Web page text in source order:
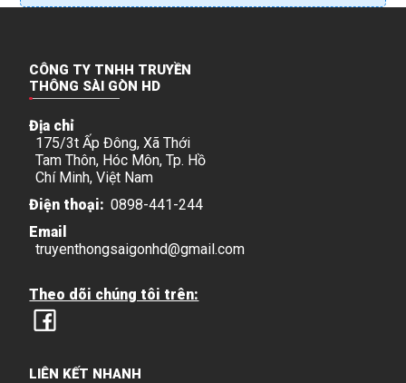
CÔNG TY TNHH TRUYỀN
THÔNG SÀI GÒN HD
Địa chỉ
175/3t Ấp Đông, Xã Thới
Tam Thôn, Hóc Môn, Tp. Hồ
Chí Minh, Việt Nam
Điện thoại: 0898-441-244
Email
truyenthongsaigonhd@gmail.com
Theo dõi chúng tôi trên:
LIÊN KẾT NHANH